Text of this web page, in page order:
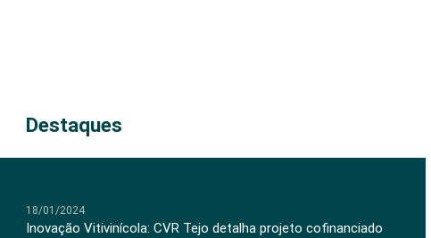
Destaques
18/01/2024
Inovação Vitivinícola: CVR Tejo detalha projeto cofinanciado